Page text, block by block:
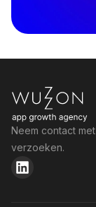
Neem contact
verzoeken.